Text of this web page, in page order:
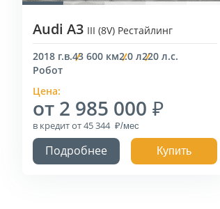
Audi A3 III (8V) Рестайлинг
2018 г.в.43 600 км2.0 л220 л.с.
Робот
Цена:
от 2 985 000
в кредитот 45 344
Подробнее Купить